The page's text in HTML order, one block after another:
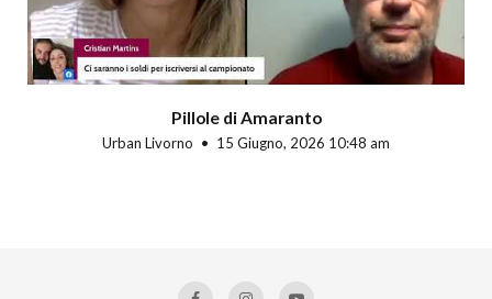
Pillole di Amaranto
Urban Livorno 15 Giugno, 2026 10:48 am